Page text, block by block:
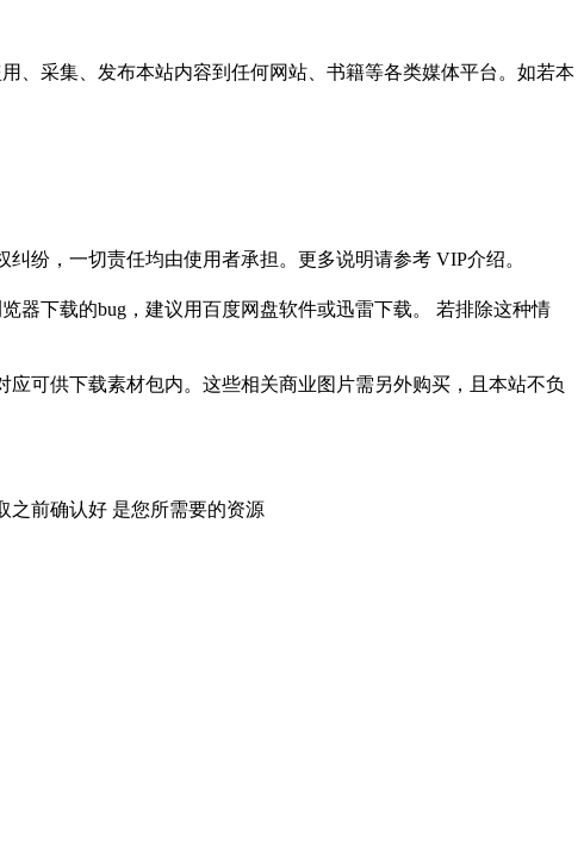
、采集、发布本站内容到任何网站、书籍等各类媒体平台。如若本
纷，一切责任均由使用者承担。更多说明请参考 VIP介绍。
器下载的bug，建议用百度网盘软件或迅雷下载。 若排除这种情
可供下载素材包内。这些相关商业图片需另外购买，且本站不负
之前确认好 是您所需要的资源